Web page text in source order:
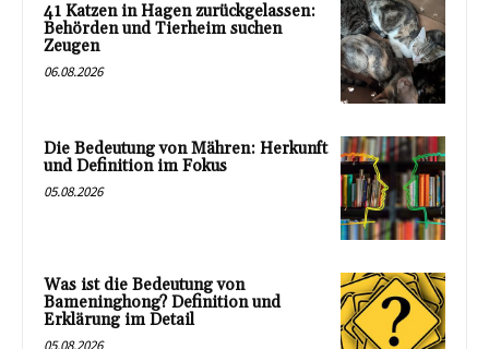
41 Katzen in Hagen zurückgelassen:
Behörden und Tierheim suchen
Zeugen
06.08.2026
Die Bedeutung von Mähren: Herkunft
und Definition im Fokus
05.08.2026
Was ist die Bedeutung von
Bameninghong? Definition und
Erklärung im Detail